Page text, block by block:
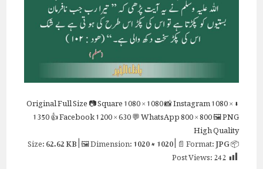
⬇ Original
Full Size📷 Square1080 × 1080📸 Instagram1080 ×
1350👍 Facebook1200 × 630💬 WhatsApp800 × 800🖼 PNG
High Quality
📦 Size:
62.62 KB| 🖼 Dimension:1020 × 1020| 📄 Format:JPG
Post Views:242